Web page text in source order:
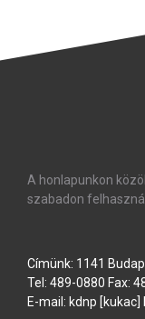
A honlapunkon
szabadon
Címünk: 1141
Tel: 489-0880 Fax:
E-mail: kdnp [kukac]